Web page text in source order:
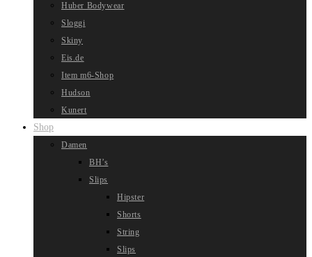
Huber Bodywear
Sloggi
Skiny
Eis.de
Item m6-Shop
Hudson
Kunert
Shop
Damen
BH’s
Slips
Hipster
Shorts
String
Slips